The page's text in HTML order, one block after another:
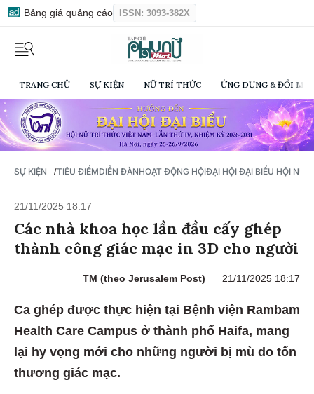
Bảng giá quảng cáo ISSN: 3093-382X
TRANG CHỦ SỰ KIỆN NỮ TRÍ THỨC ỨNG DỤNG & ĐỔI
SỰ KIỆN /TIÊU ĐIỂMDIỄN ĐÀNHOẠT ĐỘNG HỘIĐẠI HỘI ĐẠI BIỂU HỘI NỮ
21/11/2025 18:17
Các nhà khoa học lần đầu cấy ghép
thành công giác mạc in 3D cho người
TM (theo Jerusalem Post) 21/11/2025 18:17
Ca ghép được thực hiện tại Bệnh viện Rambam
Health Care Campus ở thành phố Haifa, mang
lại hy vọng mới cho những người bị mù do tổn
thương giác mạc.